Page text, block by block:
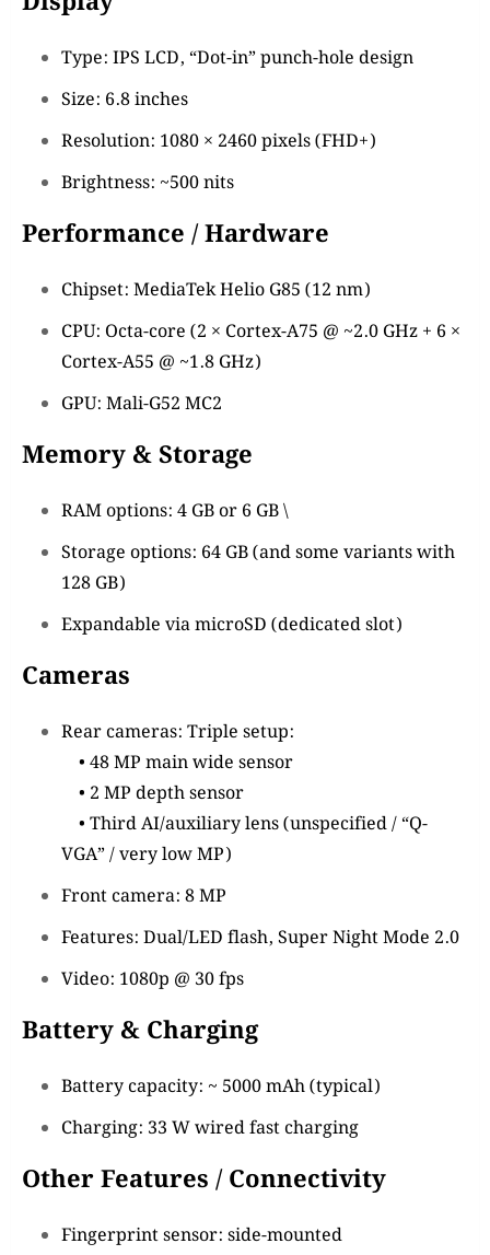
Type: IPS LCD, “Dot-in” punch-hole design
Size: 6.8 inches
Resolution: 1080 × 2460 pixels (FHD+)
Brightness: ~500 nits
Performance / Hardware
Chipset: MediaTek Helio G85 (12 nm)
CPU: Octa-core (2 × Cortex-A75 @ ~2.0 GHz + 6 ×
Cortex-A55 @ ~1.8 GHz)
GPU: Mali-G52 MC2
Memory & Storage
RAM options: 4 GB or 6 GB \
Storage options: 64 GB (and some variants with
128 GB)
Expandable via microSD (dedicated slot)
Cameras
Rear cameras: Triple setup:
• 48 MP main wide sensor
• 2 MP depth sensor
• Third AI/auxiliary lens (unspecified / “Q-
VGA” / very low MP)
Front camera: 8 MP
Features: Dual/LED flash, Super Night Mode 2.0
Video: 1080p @ 30 fps
Battery & Charging
Battery capacity: ~ 5000 mAh (typical)
Charging: 33 W wired fast charging
Other Features / Connectivity
Fingerprint sensor: side-mounted